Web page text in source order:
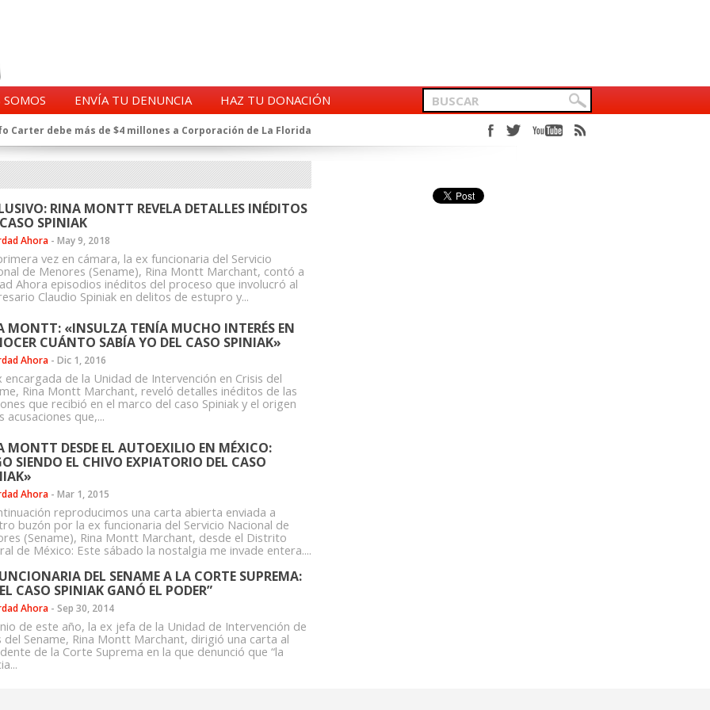
ENVÍA TU DENUNCIA
HAZ TU DONACIÓN
Carter debe más de $4 millones a Corporación de La Florida
de la CIA en Chile tras archivos desclasificados por Trump
exprefecto de Carabineros de Talca por supuesto fraude al
al Alto Mando de la PDI
de Carabineros en el ajedrez del caso Huracán
imputado en caso Huracán, según chats en poder de la Fiscalía
vínculos con jueces del Grupo Arauco de Angelini
Dipolcar: La denuncia que Carabineros ignoró
a Clínica Las Condes, vinculada al ministro Jaime Mañalich
de oficiales de la FACH recontratados por la DGAC
RINA MONTT REVELA DETALLES INÉDITOS
SPINIAK
Ahora - May 9, 2018
vez en cámara, la ex funcionaria del Servicio
de Menores (Sename), Rina Montt Marchant, contó a
Ahora episodios inéditos del proceso que involucró al
Claudio Spiniak en delitos de estupro y...
MONTT: «INSULZA TENÍA MUCHO INTERÉS EN
CUÁNTO SABÍA YO DEL CASO SPINIAK»
Ahora - Dic 1, 2016
encargada de la Unidad de Intervención en Crisis del
Rina Montt Marchant, reveló detalles inéditos de las
que recibió en el marco del caso Spiniak y el origen
acusaciones que,...
MONTT DESDE EL AUTOEXILIO EN MÉXICO:
SIENDO EL CHIVO EXPIATORIO DEL CASO
Ahora - Mar 1, 2015
reproducimos una carta abierta enviada a
buzón por la ex funcionaria del Servicio Nacional de
(Sename), Rina Montt Marchant, desde el Distrito
de México: Este sábado la nostalgia me invade entera....
DEL SENAME A LA CORTE SUPREMA:
CASO SPINIAK GANÓ EL PODER”
Ahora - Sep 30, 2014
de este año, la ex jefa de la Unidad de Intervención de
del Sename, Rina Montt Marchant, dirigió una carta al
de la Corte Suprema en la que denunció que “la